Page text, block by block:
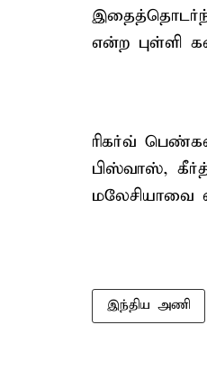
என்ற புள்ளி
ரிகர்வ்
பிஸ்வாஸ்,
மலேசியாவை
இந்திய அணி